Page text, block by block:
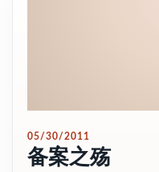
05/30/2011
备案之殇